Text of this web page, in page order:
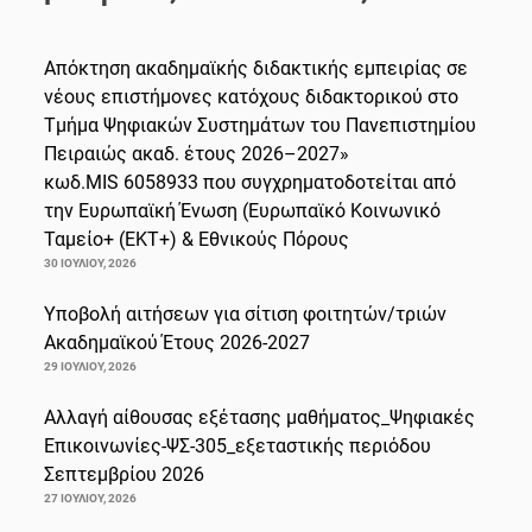
Απόκτηση ακαδημαϊκής διδακτικής εμπειρίας σε
νέους επιστήμονες κατόχους διδακτορικού στο
Τμήμα Ψηφιακών Συστημάτων του Πανεπιστημίου
Πειραιώς ακαδ. έτους 2026–2027»
κωδ.MIS 6058933 που συγχρηματοδοτείται από
την Ευρωπαϊκή Ένωση (Ευρωπαϊκό Κοινωνικό
Ταμείο+ (ΕΚΤ+) & Εθνικούς Πόρους
30 ΙΟΥΛΊΟΥ, 2026
Υποβολή αιτήσεων για σίτιση φοιτητών/τριών
Ακαδημαϊκού Έτους 2026-2027
29 ΙΟΥΛΊΟΥ, 2026
Αλλαγή αίθουσας εξέτασης μαθήματος_Ψηφιακές
Επικοινωνίες-ΨΣ-305_εξεταστικής περιόδου
Σεπτεμβρίου 2026
27 ΙΟΥΛΊΟΥ, 2026